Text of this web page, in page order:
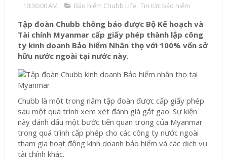
10:30:00 AM Bảo hiểm Chubb Life, Tin tức bảo hiểm
Tập đoàn Chubb thông báo được Bộ Kế hoạch và
Tài chính Myanmar cấp giấy phép thành lập công
ty kinh doanh Bảo hiểm Nhân thọ với 100% vốn sở
hữu nước ngoài tại nước này.
Chubb là một trong năm tập đoàn được cấp giấy phép
sau một quá trình xem xét đánh giá gắt gao. Sự kiện
này đánh dấu một bước tiến quan trọng của Myanmar
trong quá trình cấp phép cho các công ty nước ngoài
tham gia hoạt động kinh doanh bảo hiểm và các dịch vụ
tài chính khác.